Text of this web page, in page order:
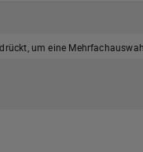
um eine